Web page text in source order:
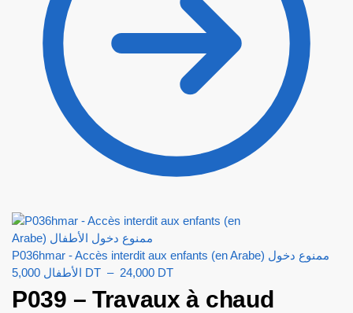
P036hmar - Accès interdit aux enfants (en Arabe) ممنوع دخول
الأطفال DT – 24,000 DT
P039 – Travaux à chaud